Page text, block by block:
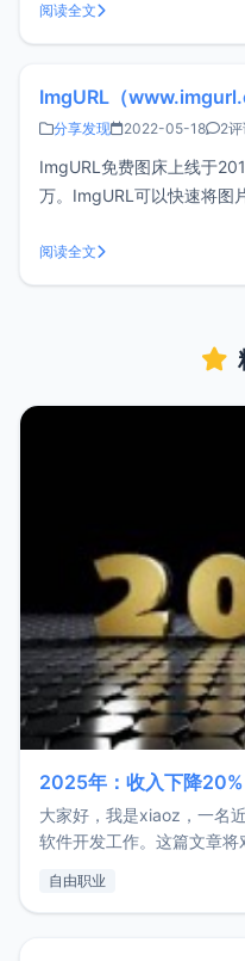
们一直在努力改善ImgURL
求。我们非常感谢您一直
阅读全文
分享发现 2022-05-18 2
ImgURL免费图床上线于
万。ImgURL可以快速将图
费图床已经支持3种客户端
上传需要，近期我们上线
阅读全文
2025年：收入下降
大家好，我是xiaoz，一名
软件开发工作。这篇文章
收入下降20%，但却过得
自由职业